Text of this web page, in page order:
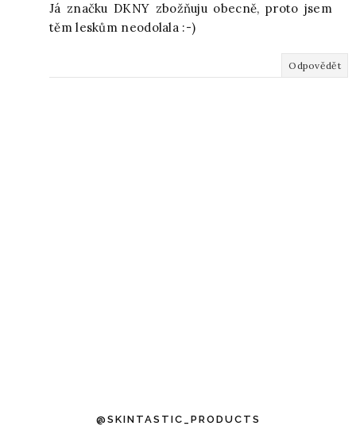
Já značku DKNY zbožňuju obecně, proto jsem
těm leskům neodolala :-)
Odpovědět
@SKINTASTIC_PRODUCTS